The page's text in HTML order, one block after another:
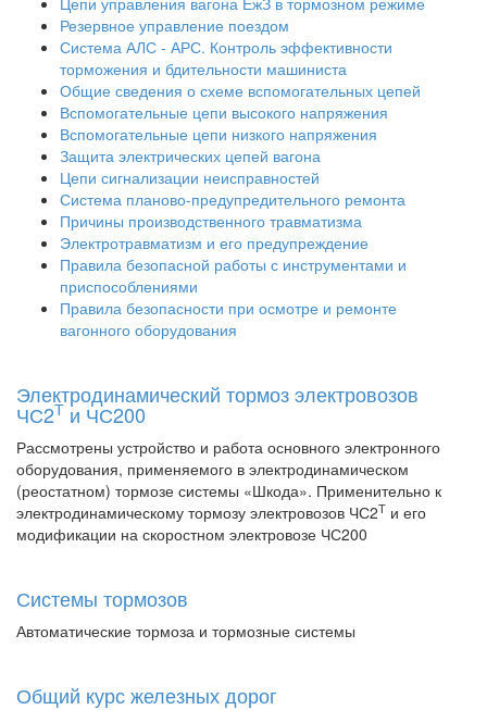
Резервное управление поездом
Система АЛС - АРС. Контроль эффективности
торможения и бдительности машиниста
Общие сведения о схеме вспомогательных цепей
Вспомогательные цепи высокого напряжения
Вспомогательные цепи низкого напряжения
Защита электрических цепей вагона
Цепи сигнализации неисправностей
Система планово-предупредительного ремонта
Причины производственного травматизма
Электротравматизм и его предупреждение
Правила безопасной работы с инструментами и
приспособлениями
Правила безопасности при осмотре и ремонте
вагонного оборудования
Электродинамический тормоз электровозов
ЧС2Т и ЧС200
Рассмотрены устройство и работа основного электронного
оборудования, применяемого в электродинамическом
(реостатном) тормозе системы «Шкода». Применительно к
электродинамическому тормозу электровозов ЧС2Т и его
модификации на скоростном электровозе ЧС200
Системы тормозов
Автоматические тормоза и тормозные системы
Общий курс железных дорог